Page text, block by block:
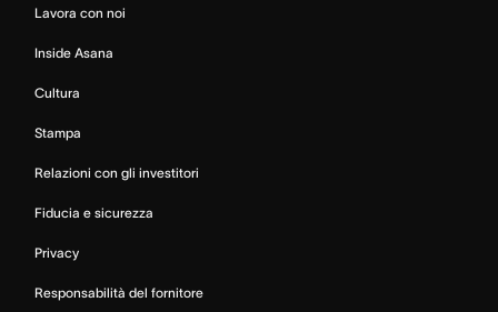
Lavora con noi
Inside Asana
Cultura
Stampa
Relazioni con gli investitori
Fiducia e sicurezza
Privacy
Responsabilità del fornitore